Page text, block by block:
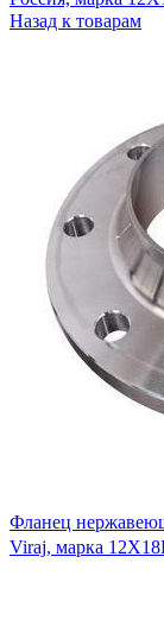
Назад к товарам
Фланец
Viraj, марка